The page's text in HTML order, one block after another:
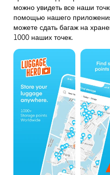
можно увидеть все наши
помощью нашего
можете сдать багаж на
1000 наших точек.